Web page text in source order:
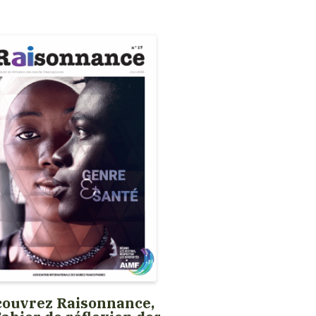
Raisonnance,